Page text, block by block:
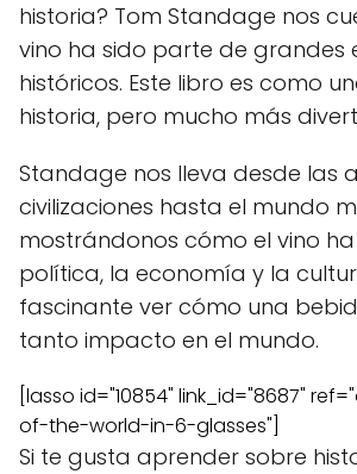
historia? Tom Standage nos
vino ha sido parte de grandes
históricos. Este libro es como
historia, pero mucho más
Standage nos lleva desde las
civilizaciones hasta el mundo
mostrándonos cómo el vino
política, la economía y la
fascinante ver cómo una
tanto impacto en el mundo.
[lasso id="10854" link_id="8687"
of-the-world-in-6-glasses"]
Si te gusta aprender sobre